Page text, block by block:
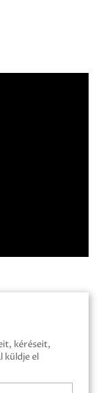
kéréseit,
küldje el